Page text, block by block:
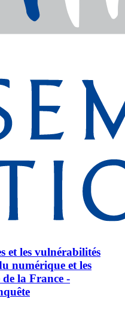
et les vulnérabilités
numérique et les
la France -